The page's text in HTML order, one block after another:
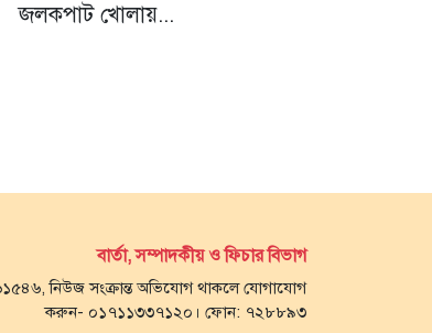
জলকপাট খোলায়...
বার্তা, সম্পাদকীয় ও ফিচার বিভাগ
নিউজ সংক্রান্ত অভিযোগ থাকলে যোগাযোগ
করুন- ০১৭১১৩৩৭১২০। ফোন: ৭২৮৮৯৩